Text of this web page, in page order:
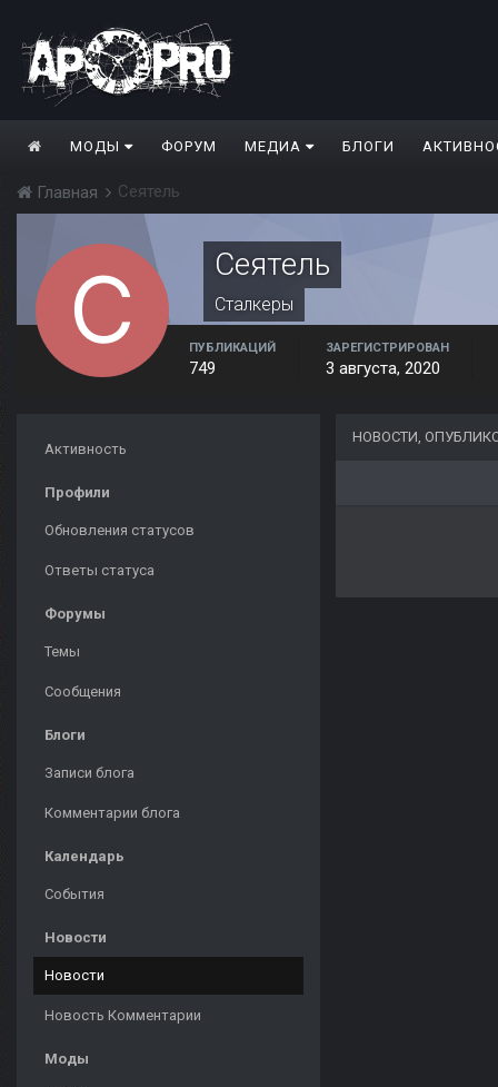
МОДЫ ФОРУМ МЕДИА БЛОГИ
Главная Сеятель
Сеятель
Сталкеры
ПУБЛИКАЦИЙ
749
ЗАРЕГИСТРИРОВАН
3 августа, 2020
Активность
Профили
Обновления статусов
Ответы статуса
Форумы
Темы
Сообщения
Блоги
Записи блога
Комментарии блога
Календарь
События
Новости
Новости
Новость Комментарии
Моды
НОВОСТИ,